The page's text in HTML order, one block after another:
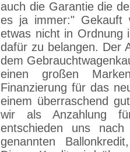
auch die Garantie die
es ja immer:" Gekauft
etwas nicht in Ordnung
dafür zu belangen. Der
dem
einen großen
Finanzierung für das
einem überraschend
wir als Anzahlung
entschieden uns
genannten